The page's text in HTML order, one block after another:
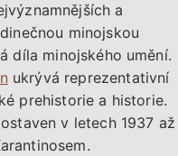
a
minojskou
díla minojského umění.
ukrývá reprezentativní
prehistorie a historie.
v letech 1937 až